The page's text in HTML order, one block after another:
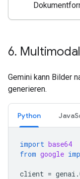
6.
Gemini kann Bilder
generieren.
Python
import base64
from google
client = genai .